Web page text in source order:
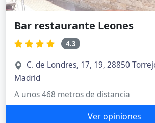
Bar restaurante Leones
4.3
C. de Londres, 17, 19, 28850
Madrid
A unos 468 metros de distancia
Ver opiniones